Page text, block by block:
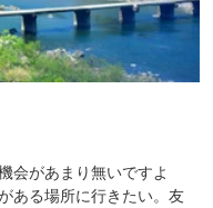
会があまり無いですよ
ある場所に行きたい。友